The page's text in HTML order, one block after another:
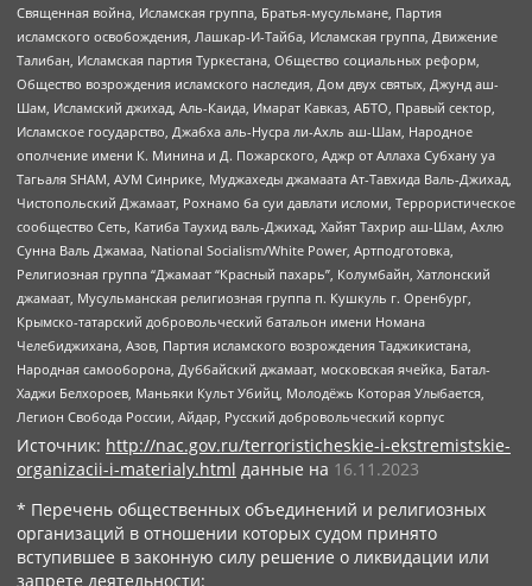
Священная война, Исламская группа, Братья-мусульмане, Партия
исламского освобождения, Лашкар-И-Тайба, Исламская группа, Движение
Талибан, Исламская партия Туркестана, Общество социальных реформ,
Общество возрождения исламского наследия, Дом двух святых, Джунд аш-
Шам, Исламский джихад, Аль-Каида, Имарат Кавказ, АБТО, Правый сектор,
Исламское государство, Джабха аль-Нусра ли-Ахль аш-Шам, Народное
ополчение имени К. Минина и Д. Пожарского, Аджр от Аллаха Субхану уа
Тагьаля SHAM, АУМ Синрике, Муджахеды джамаата Ат-Тавхида Валь-Джихад,
Чистопольский Джамаат, Рохнамо ба суи давлати исломи, Террористическое
сообщество Сеть, Катиба Таухид валь-Джихад, Хайят Тахрир аш-Шам, Ахлю
Сунна Валь Джамаа, National Socialism/White Power, Артподготовка,
Религиозная группа “Джамаат “Красный пахарь”, Колумбайн, Хатлонский
джамаат, Мусульманская религиозная группа п. Кушкуль г. Оренбург,
Крымско-татарский добровольческий батальон имени Номана
Челебиджихана, Азов, Партия исламского возрождения Таджикистана,
Народная самооборона, Дуббайский джамаат, московская ячейка, Батал-
Хаджи Белхороев, Маньяки Культ Убийц, Молодёжь Которая Улыбается,
Легион Свобода России, Айдар, Русский добровольческий корпус
Источник: http://nac.gov.ru/terroristicheskie-i-ekstremistskie-
organizacii-i-materialy.html данные на 16.11.2023
* Перечень общественных объединений и религиозных
организаций в отношении которых судом принято
вступившее в законную силу решение о ликвидации или
запрете деятельности: